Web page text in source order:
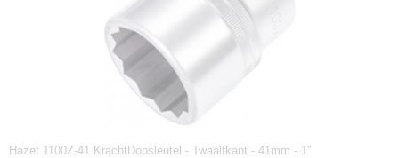
Hazet 1100Z-41 KrachtDopsleutel - Twaalfkant - 41mm - 1''